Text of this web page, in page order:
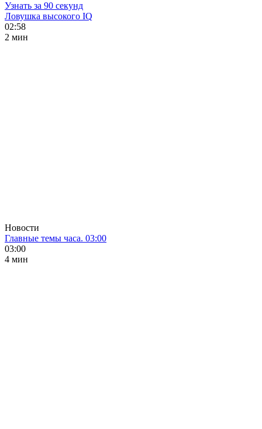
Узнать за 90 секунд
Ловушка высокого IQ
02:58
2 мин
Новости
Главные темы часа. 03:00
03:00
4 мин